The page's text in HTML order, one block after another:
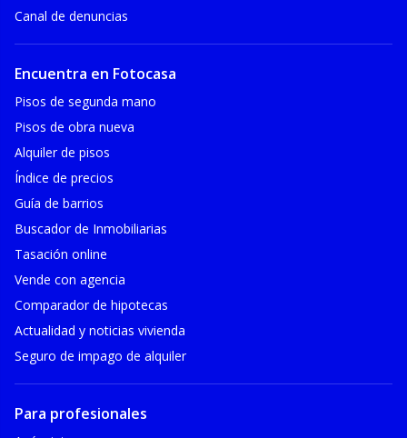
Canal de denuncias
Encuentra en Fotocasa
Pisos de segunda mano
Pisos de obra nueva
Alquiler de pisos
Índice de precios
Guía de barrios
Buscador de Inmobiliarias
Tasación online
Vende con agencia
Comparador de hipotecas
Actualidad y noticias vivienda
Seguro de impago de alquiler
Para profesionales